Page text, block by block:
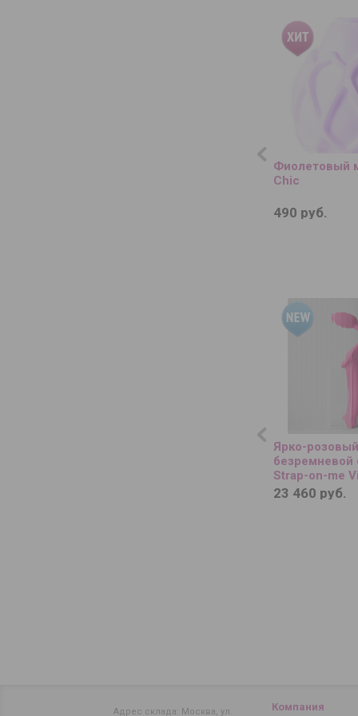
Фиолетовый
Chic
490 руб.
Ярко-розовый
безремневой
Strap-on-me
Bendable
23 460 руб.
Адрес склада: Москва, ул. Компания